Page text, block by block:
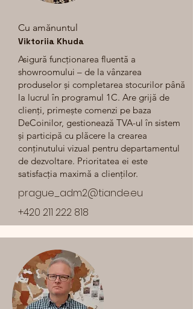
Cu amănuntul
Viktoriia Khuda
Asigură funcționarea fluentă a
showroomului – de la vânzarea
produselor și completarea stocurilor până
la lucrul în programul 1C. Are grijă de
clienți, primește comenzi pe baza
DeCoinilor, gestionează TVA-ul în sistem
și participă cu plăcere la crearea
conținutului vizual pentru departamentul
de dezvoltare. Prioritatea ei este
satisfacția maximă a clienților.
prague_adm2@tiande.eu
+420 211 222 818